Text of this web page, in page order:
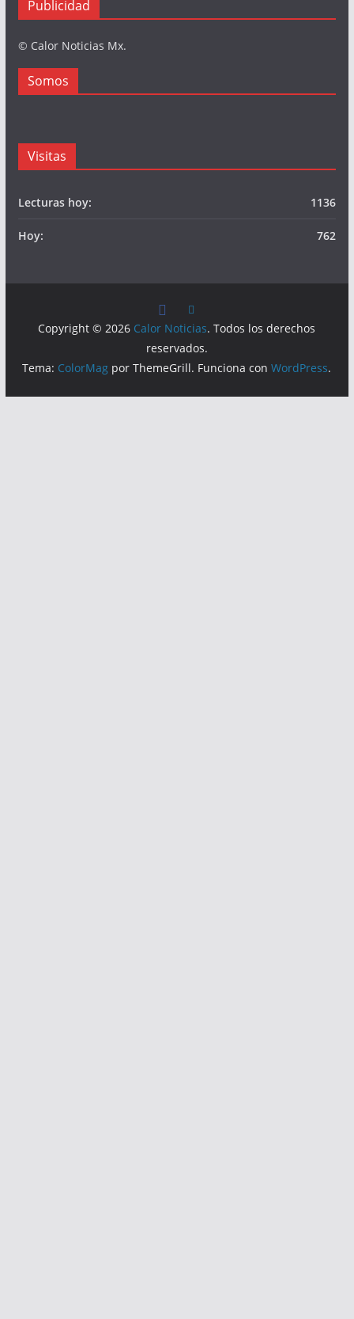
Publicidad
© Calor Noticias Mx.
Somos
Visitas
1136
Lecturas hoy:
762
Hoy:
Copyright © 2026 Calor Noticias. Todos los derechos
reservados.
Tema: ColorMag por ThemeGrill. Funciona conWordPress.